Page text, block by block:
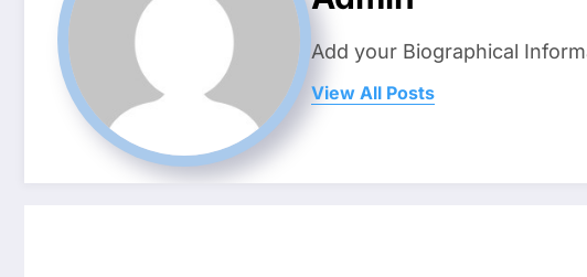
Add your Biographical
View All Posts